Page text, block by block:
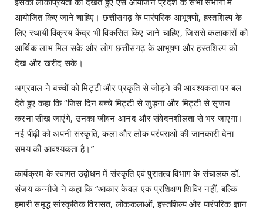
आयोजित किए जाने चाहिए। छत्तीसगढ़ के पारंपरिक आभूषणों, हस्तशिल्प के
लिए स्थायी विक्रय केंद्र भी विकसित किए जाने चाहिए, जिससे कलाकारों को
आर्थिक लाभ मिल सके और लोग छत्तीसगढ़ के आभूषण और हस्तशिल्प को
देख और खरीद सके।
अग्रवाल ने बच्चों को मिट्टी और प्रकृति से जोड़ने की आवश्यकता पर बल
देते हुए कहा कि “जिस दिन बच्चे मिट्टी से जुड़ना और मिट्टी से सृजन
करना सीख जाएंगे, उनका जीवन आनंद और संवेदनशीलता से भर जाएगा।
नई पीढ़ी को अपनी संस्कृति, कला और लोक परंपराओं की जानकारी देना
समय की आवश्यकता है।”
कार्यक्रम के स्वागत उद्बोधन में संस्कृति एवं पुरातत्व विभाग के संचालक डॉ.
संजय कन्नौजे ने कहा कि “आकार केवल एक प्रशिक्षण शिविर नहीं, बल्कि
हमारी समृद्ध सांस्कृतिक विरासत, लोककलाओं, हस्तशिल्प और पारंपरिक ज्ञान